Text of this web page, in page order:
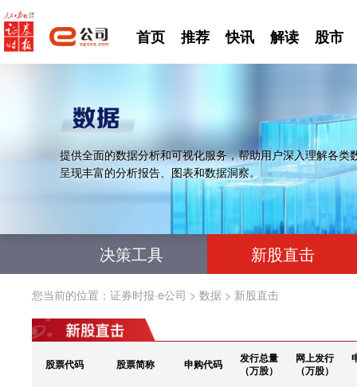
首页 推荐 快讯 解读 股市
提供全面的数据分析和可视化服务，帮助用户深入理解各
呈现丰富的分析报告、图表和数据洞察。
决策工具 新股直击
您当前的位置： 证券时报·e公司 > 数据 > 新股直击
股票代码 股票简称 申购代码
发行总量
（万股）
网上发行
（万股）